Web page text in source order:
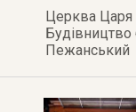
Церква Царя
Будівництво
Пежанський